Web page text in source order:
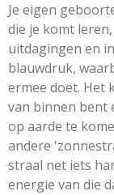
Je eigen
die je komt
uitdagingen en
blauwdruk,
ermee doet. Het
van binnen bent
op aarde te
andere
straal net iets
energie van die